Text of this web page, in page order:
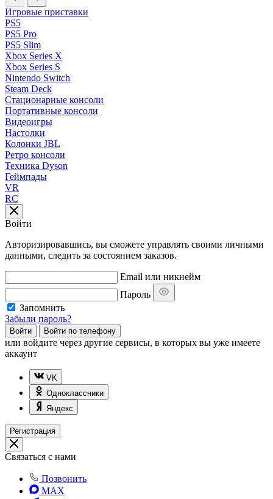
Игровые приставки
PS5
PS5 Pro
PS5 Slim
Xbox Series X
Xbox Series S
Nintendo Switch
Steam Deck
Стационарные консоли
Портативные консоли
Видеоигры
Настолки
Колонки JBL
Ретро консоли
Техника Dyson
Геймпады
VR
RC
Войти
Авторизировавшись, вы сможете управлять своими личными
данными, следить за состоянием заказов.
Email или никнейм
Пароль
Запомнить
Забыли пароль?
Войти Войти по телефону
или войдите через другие сервисы, в которых вы уже имеете
аккаунт
VK
Одноклассники
Яндекс
Регистрация
Связаться с нами
Позвонить
MAX